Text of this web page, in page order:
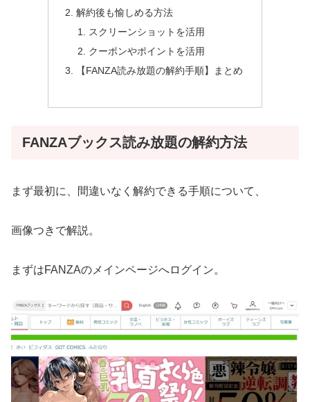
解約後も愉しめる方法
スクリーンショットを活用
クーポンやポイントを活用
【FANZA読み放題の解約手順】まとめ
FANZAブックス読み放題の解約方法
まず最初に、間違いなく解約できる手順について、
画像つきで解説。
まずはFANZAのメインページへログイン。